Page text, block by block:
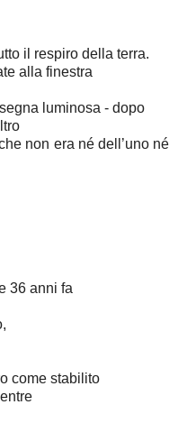
il respiro della terra.
alla finestra
luminosa - dopo
non era né dell’uno né
36 anni fa
come stabilito